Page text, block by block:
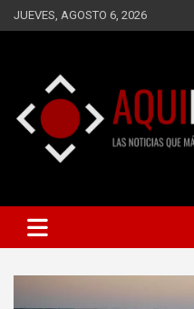
Saltar
al
JUEVES, AGOSTO 6, 2026
AQUÍ LOS
INFORMACIÓN GREMIAL